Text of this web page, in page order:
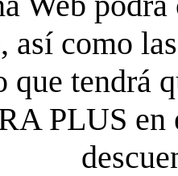
así como
tendrá
PLUS en